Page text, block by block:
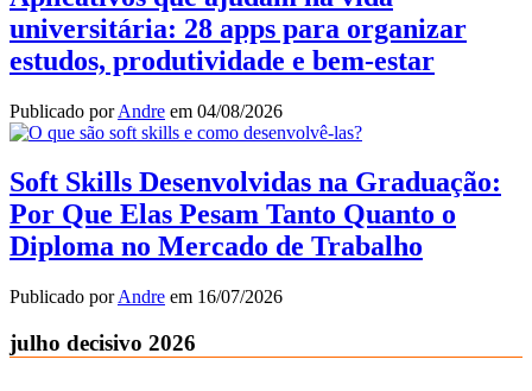
universitária: 28 apps para organizar
estudos, produtividade e bem-estar
Publicado porAndre em 04/08/2026
Soft Skills Desenvolvidas na Graduação:
Por Que Elas Pesam Tanto Quanto o
Diploma no Mercado de Trabalho
Publicado porAndre em 16/07/2026
julho decisivo 2026